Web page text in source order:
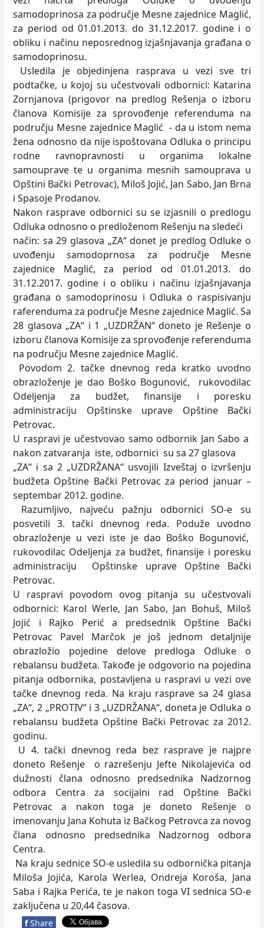
samodoprinosa za područje Mesne zajednice Maglić,
za period od 01.01.2013. do 31.12.2017. godine i o
obliku i načinu neposrednog izjašnjavanja građana o
samodoprinosu.
Usledila je objedinjena rasprava u vezi sve tri
podtačke, u kojoj su učestvovali odbornici: Katarina
Zornjanova (prigovor na predlog Rešenja o izboru
članova Komisije za sprovođenje referenduma na
području Mesne zajednice Maglić - da u istom nema
žena odnosno da nije ispoštovana Odluka o principu
rodne ravnopravnosti u organima lokalne
samouprave te u organima mesnih samouprava u
Opštini Bački Petrovac), Miloš Jojić, Jan Sabo, Jan Brna
i Spasoje Prodanov.
Nakon rasprave odbornici su se izjasnili o predlogu
Odluka odnosno o predloženom Rešenju na sledeći
način: sa 29 glasova „ZA“ donet je predlog Odluke o
uvođenju samodoprnosa za područje Mesne
zajednice Maglić, za period od 01.01.2013. do
31.12.2017. godine i o obliku i načinu izjašnjavanja
građana o samodoprinosu i Odluka o raspisivanju
raferenduma za područje Mesne zajednice Maglić. Sa
28 glasova „ZA“ i 1 „UZDRŽAN“ doneto je Rešenje o
izboru članova Komisije za sprovođenje referenduma
na području Mesne zajednice Maglić.
Povodom 2. tačke dnevnog reda kratko uvodno
obrazloženje je dao Boško Bogunović, rukovodilac
Odeljenja za budžet, finansije i poresku
administraciju Opštinske uprave Opštine Bački
Petrovac.
U raspravi je učestvovao samo odbornik Jan Sabo a
nakon zatvaranja iste, odbornici su sa 27 glasova
„ZA“ i sa 2 „UZDRŽANA“ usvojili Izveštaj o izvršenju
budžeta Opštine Bački Petrovac za period januar –
septembar 2012. godine.
Razumljivo, najveću pažnju odbornici SO-e su
posvetili 3. tački dnevnog reda. Poduže uvodno
obrazloženje u vezi iste je dao Boško Bogunović,
rukovodilac Odeljenja za budžet, finansije i poresku
administraciju Opštinske uprave Opštine Bački
Petrovac.
U raspravi povodom ovog pitanja su učestvovali
odbornici: Karol Werle, Jan Sabo, Jan Bohuš, Miloš
Jojić i Rajko Perić a predsednik Opštine Bački
Petrovac Pavel Marčok je još jednom detaljnije
obrazložio pojedine delove predloga Odluke o
rebalansu budžeta. Takođe je odgovorio na pojedina
pitanja odbornika, postavljena u raspravi u vezi ove
tačke dnevnog reda. Na kraju rasprave sa 24 glasa
„ZA“, 2 „PROTIV“ i 3 „UZDRŽANA“, doneta je Odluka o
rebalansu budžeta Opštine Bački Petrovac za 2012.
godinu.
U 4. tački dnevnog reda bez rasprave je najpre
doneto Rešenje o razrešenju Jefte Nikolajevića od
dužnosti člana odnosno predsednika Nadzornog
odbora Centra za socijalni rad Opštine Bački
Petrovac a nakon toga je doneto Rešenje o
imenovanju Jana Kohuta iz Bačkog Petrovca za novog
člana odnosno predsednika Nadzornog odbora
Centra.
Na kraju sednice SO-e usledila su odbornička pitanja
Miloša Jojića, Karola Werlea, Ondreja Koroša, Jana
Saba i Rajka Perića, te je nakon toga VI sednica SO-e
zaključena u 20,44 časova.
f Share